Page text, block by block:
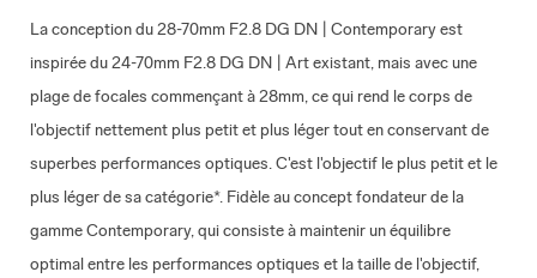
La conception du 28-70mm F2.8 DG DN | Contemporary est
inspirée du 24-70mm F2.8 DG DN | Art existant, mais avec une
plage de focales commençant à 28mm, ce qui rend le corps de
l'objectif nettement plus petit et plus léger tout en conservant de
superbes performances optiques. C'est l'objectif le plus petit et le
plus léger de sa catégorie*. Fidèle au concept fondateur de la
gamme Contemporary, qui consiste à maintenir un équilibre
optimal entre les performances optiques et la taille de l'objectif,